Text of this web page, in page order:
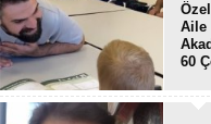
Aile
60